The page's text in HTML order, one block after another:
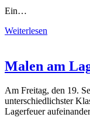
Ein…
Weiterlesen
Malen am
Am Freitag, den 19.
unterschiedlichster
Lagerfeuer